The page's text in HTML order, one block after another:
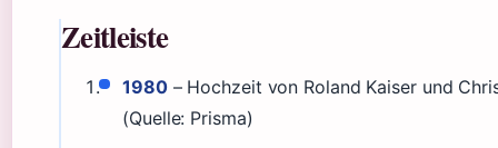
Zeitleiste
1980– Hochzeit von Roland Kaiser und
(Quelle: Prisma)